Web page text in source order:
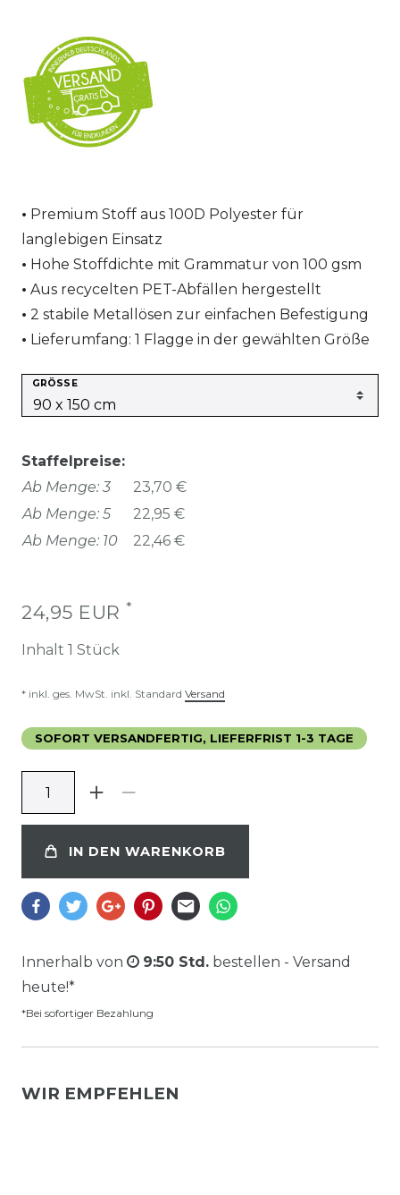
Premium Stoff aus 100D Polyester für
langlebigen Einsatz
Hohe Stoffdichte mit Grammatur von 100 gsm
Aus recycelten PET-Abfällen hergestellt
2 stabile Metallösen zur einfachen Befestigung
Lieferumfang: 1 Flagge in der gewählten Größe
GRÖSSE
Staffelpreise:
Ab Menge: 3
23,70 €
Ab Menge: 5
22,95 €
Ab Menge: 10
22,46 €
24,95 EUR *
Inhalt 1 Stück
* inkl. ges. MwSt. inkl. Standard Versand
SOFORT VERSANDFERTIG, LIEFERFRIST 1-3 TAGE
IN DEN WARENKORB
Innerhalb von 9:50 Std. bestellen - Versand
heute!*
*Bei sofortiger Bezahlung
WIR EMPFEHLEN